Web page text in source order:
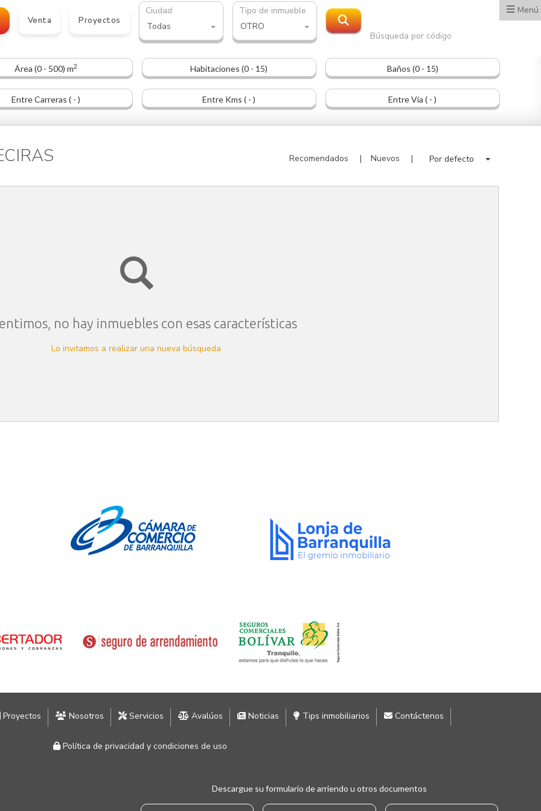
Menú
Venta Proyectos
Ciudad
Todas
Tipo de inmueble
OTRO
Búsqueda por código
Área (0 - 500) m2 Habitaciones (0 - 15) Baños (0 - 15)
Entre Carreras ( - ) Entre Kms ( - ) Entre Vía ( - )
Recomendados Nuevos Por defecto
no hay inmuebles con esas características
Lo invitamos a realizar una nueva búsqueda
Proyectos Nosotros Servicios Avalúos Noticias Tips inmobiliarios Contáctenos
Política de privacidad y condiciones de uso
Descargue su formulario de arriendo u otros documentos